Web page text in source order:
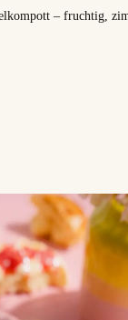
– fruchtig,